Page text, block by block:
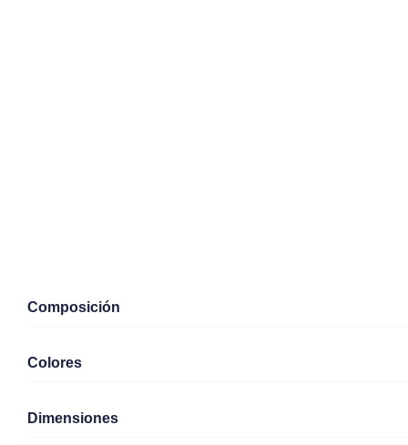
Composición
Colores
Dimensiones